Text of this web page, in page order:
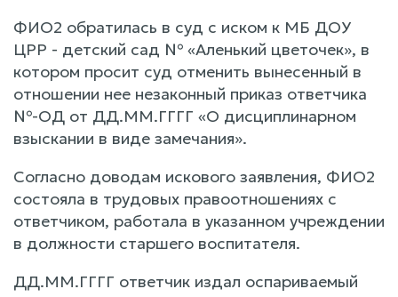
ФИО2 обратилась в суд с иском к МБ ДОУ
ЦРР - детский сад № «Аленький цветочек», в
котором просит суд отменить вынесенный в
отношении нее незаконный приказ ответчика
№-ОД от ДД.ММ.ГГГГ «О дисциплинарном
взыскании в виде замечания».
Согласно доводам искового заявления, ФИО2
состояла в трудовых правоотношениях с
ответчиком, работала в указанном учреждении
в должности старшего воспитателя.
ДД.ММ.ГГГГ ответчик издал оспариваемый